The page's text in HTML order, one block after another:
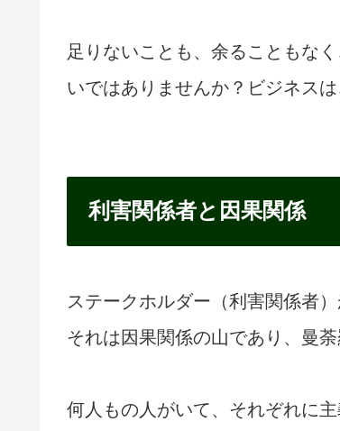
足りないことも、余ることもな
いではありませんか？ビジネス
利害関係者と因果関係
ステークホルダー（利害関係者
それは因果関係の山であり、曼荼
何人もの人がいて、それぞれに主